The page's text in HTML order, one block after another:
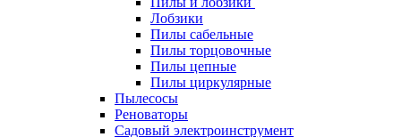
Лобзики
Пилы сабельные
Пилы торцовочные
Пилы цепные
Пилы циркулярные
Пылесосы
Реноваторы
Садовый электроинструмент